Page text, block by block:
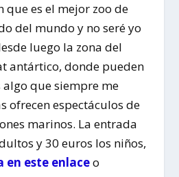
que es el mejor zoo de
del mundo y no seré yo
luego la zona del
antártico, donde pueden
algo que siempre me
ofrecen espectáculos de
marinos. La entrada
y 30 euros los niños,
en este enlaceo